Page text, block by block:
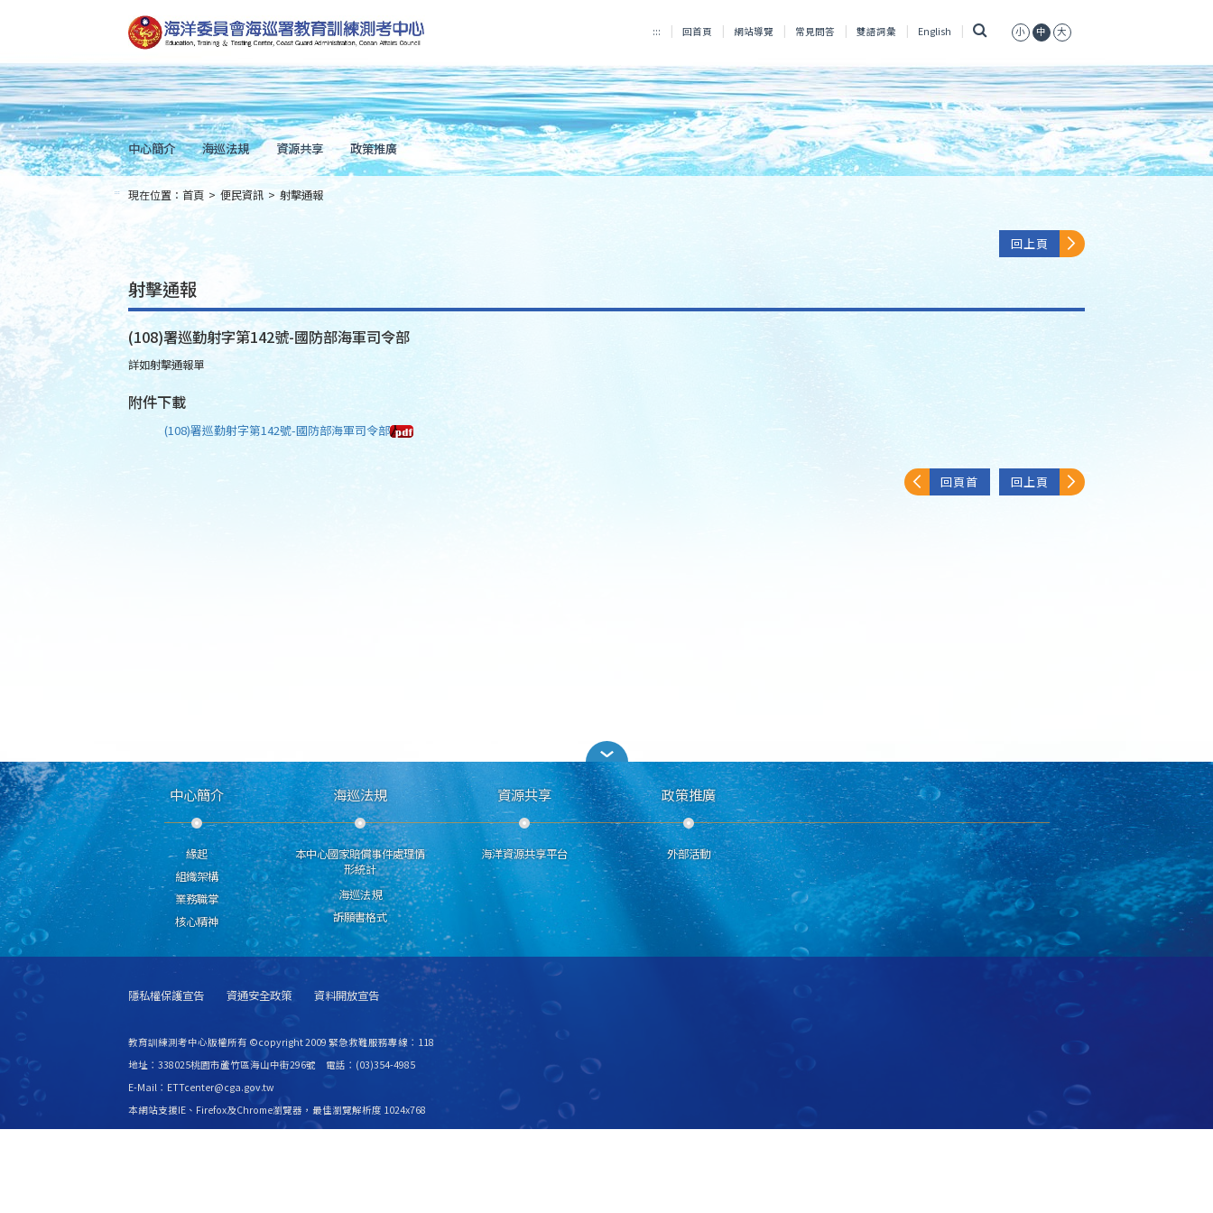
到
主
要
內
容
Skip
to
main
content
::: 回首頁 網站導覽 常見問答 雙語詞彙 English 小 中 大
中心簡介 海巡法規 資源共享 政策推廣
::: 現在位置： 首頁 > 便民資訊 > 射擊通報
回上頁
射擊通報
(108)署巡勤射字第142號-國防部海軍司令部
詳如射擊通報單
附件下載
(108)署巡勤射字第142號-國防部海軍司令部
回頁首 回上頁
中心簡介
緣起
組織架構
業務職掌
核心精神
海巡法規
本中心國家賠償事件處理情
形統計
海巡法規
訴願書格式
資源共享
海洋資源共享平台
政策推廣
外部活動
隱私權保護宣告 資通安全政策 資料開放宣告
教育訓練測考中心版權所有 ©copyright 2009 緊急救難服務專線：118
地址：338025桃園市蘆竹區海山中街296號 電話：(03)354-4985
E-Mail：ETTcenter@cga.gov.tw
本網站支援IE、Firefox及Chrome瀏覽器，最佳瀏覽解析度 1024x768
更新日期115年08月08日 瀏覽人次2530935